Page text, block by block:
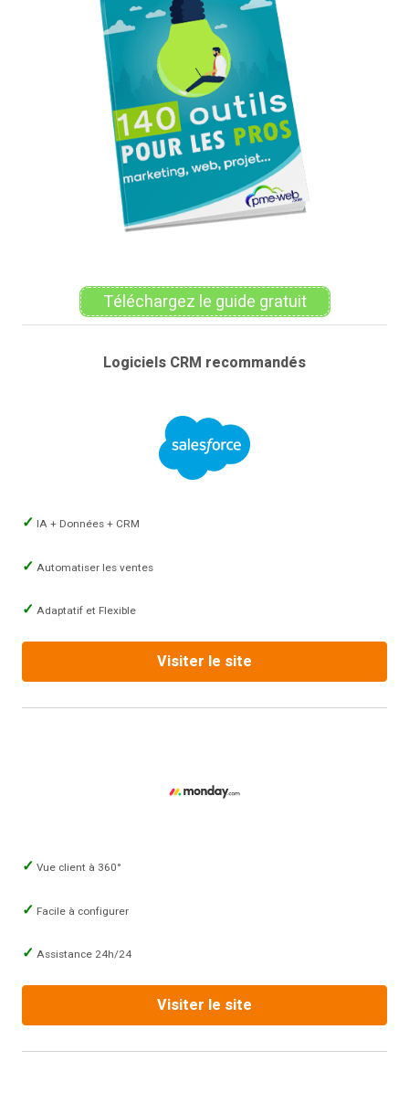
Téléchargez le guide gratuit
Logiciels CRM recommandés
IA + Données + CRM
Automatiser les ventes
Adaptatif et Flexible
Visiter le site
Vue client à 360°
Facile à configurer
Assistance 24h/24
Visiter le site